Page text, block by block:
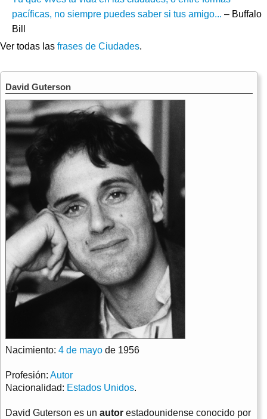
pacíficas, no siempre puedes saber si tus amigo... – Buffalo
Bill
Ver todas las frases de Ciudades.
David Guterson
Nacimiento: 4 de mayo de 1956
Profesión: Autor
Nacionalidad: Estados Unidos.
David Guterson es un autor estadounidense conocido por